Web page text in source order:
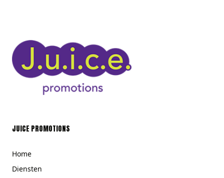
JUICE PROMOTIONS
Home
Diensten